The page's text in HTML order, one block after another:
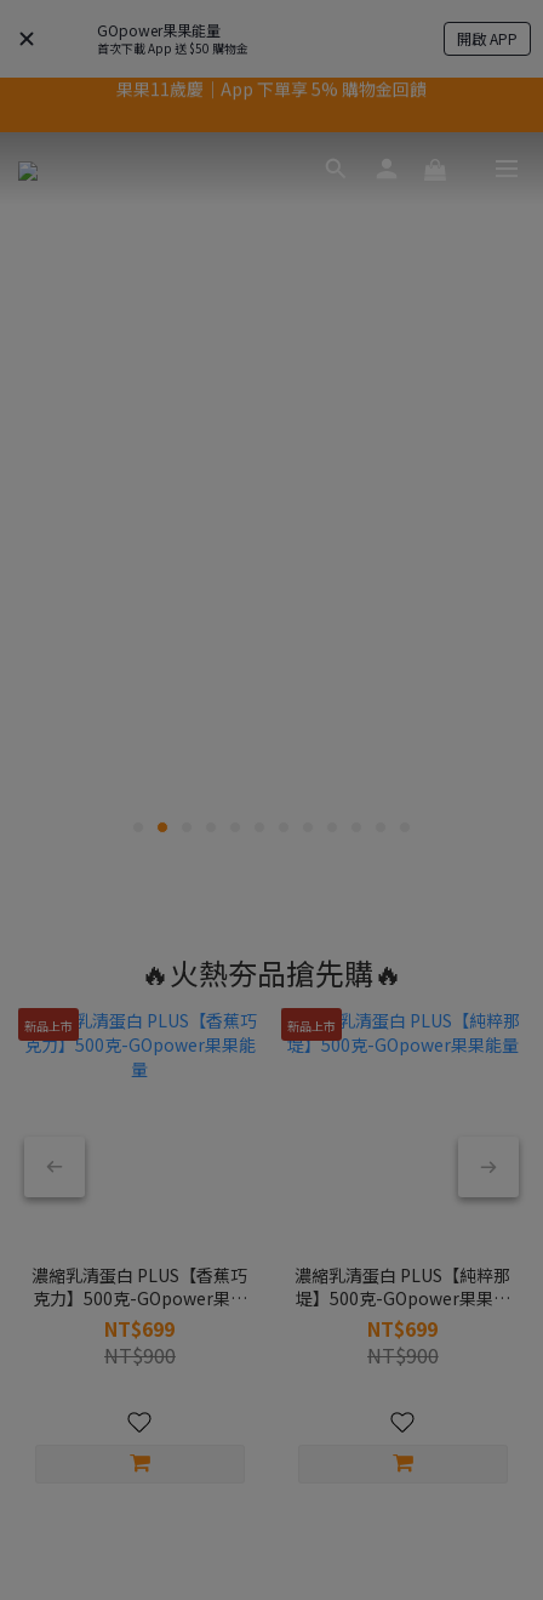
GOpower果果能量
首次下載 App 送 $50 購物金 開啟 APP
果果11歲慶｜App 下單享 5% 購物金回饋
果果11歲慶｜App 下單享 5% 購物金回饋
結帳輸入優惠代碼【gopower】享全單95折優惠！
🔥火熱夯品搶先購🔥
新品上市
濃縮乳清蛋白 PLUS【香蕉巧
克力】500克-GOpower果果
能量
NT$699
NT$900
新品上市
濃縮乳清蛋白 PLUS【純粹那
堤】500克-GOpower果果能
量
NT$699
NT$900